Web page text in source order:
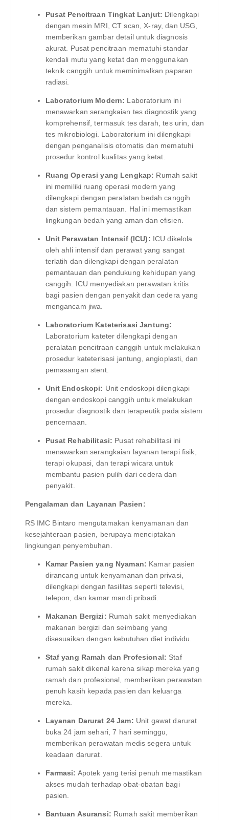
Pusat Pencitraan Tingkat Lanjut: Dilengkapi
dengan mesin MRI, CT scan, X-ray, dan USG,
memberikan gambar detail untuk diagnosis
akurat. Pusat pencitraan mematuhi standar
kendali mutu yang ketat dan menggunakan
teknik canggih untuk meminimalkan paparan
radiasi.
Laboratorium Modern: Laboratorium ini
menawarkan serangkaian tes diagnostik yang
komprehensif, termasuk tes darah, tes urin, dan
tes mikrobiologi. Laboratorium ini dilengkapi
dengan penganalisis otomatis dan mematuhi
prosedur kontrol kualitas yang ketat.
Ruang Operasi yang Lengkap: Rumah sakit
ini memiliki ruang operasi modern yang
dilengkapi dengan peralatan bedah canggih
dan sistem pemantauan. Hal ini memastikan
lingkungan bedah yang aman dan efisien.
Unit Perawatan Intensif (ICU): ICU dikelola
oleh ahli intensif dan perawat yang sangat
terlatih dan dilengkapi dengan peralatan
pemantauan dan pendukung kehidupan yang
canggih. ICU menyediakan perawatan kritis
bagi pasien dengan penyakit dan cedera yang
mengancam jiwa.
Laboratorium Kateterisasi Jantung:
Laboratorium kateter dilengkapi dengan
peralatan pencitraan canggih untuk melakukan
prosedur kateterisasi jantung, angioplasti, dan
pemasangan stent.
Unit Endoskopi: Unit endoskopi dilengkapi
dengan endoskopi canggih untuk melakukan
prosedur diagnostik dan terapeutik pada sistem
pencernaan.
Pusat Rehabilitasi: Pusat rehabilitasi ini
menawarkan serangkaian layanan terapi fisik,
terapi okupasi, dan terapi wicara untuk
membantu pasien pulih dari cedera dan
penyakit.
Pengalaman dan Layanan Pasien:
RS IMC Bintaro mengutamakan kenyamanan dan
kesejahteraan pasien, berupaya menciptakan
lingkungan penyembuhan.
Kamar Pasien yang Nyaman: Kamar pasien
dirancang untuk kenyamanan dan privasi,
dilengkapi dengan fasilitas seperti televisi,
telepon, dan kamar mandi pribadi.
Makanan Bergizi: Rumah sakit menyediakan
makanan bergizi dan seimbang yang
disesuaikan dengan kebutuhan diet individu.
Staf yang Ramah dan Profesional: Staf
rumah sakit dikenal karena sikap mereka yang
ramah dan profesional, memberikan perawatan
penuh kasih kepada pasien dan keluarga
mereka.
Layanan Darurat 24 Jam: Unit gawat darurat
buka 24 jam sehari, 7 hari seminggu,
memberikan perawatan medis segera untuk
keadaan darurat.
Farmasi: Apotek yang terisi penuh memastikan
akses mudah terhadap obat-obatan bagi
pasien.
Bantuan Asuransi: Rumah sakit memberikan